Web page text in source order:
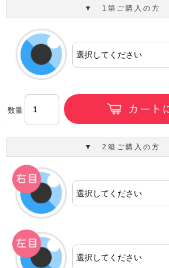
▼ 1箱ご購入の方
数量
▼ 2箱ご購入の方